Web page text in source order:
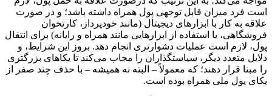
است فرد میزان قابل توجهی پول همراه داشته باشد؛ و در صورت
علاقه به کار با ابزارهای دیجیتال (مانند خودپرداز، کارتخوان
فروشگاهی، یا استفاده از ابزارهایی مانند همراه و رایانه) برای انتقال
پول، لازم است عملیات دشوارتری انجام دهد. بروز این شرایط، و
دلایل متعدد دیگر، سیاستگذاران را مجاب می‌کند تا یکاهای بزرگتری
را مبنا قرار دهند؛ که معمولاً – البته نه همیشه – با حذف چند صفر از
یکای پول ملی همراه بوده است.